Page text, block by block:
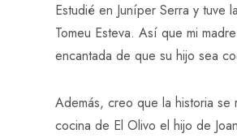
Estudié en Juníper Serra y tuve
Tomeu Esteva. Así que mi
encantada de que su hijo sea
Además, creo que la historia
cocina de El Olivo el hijo de